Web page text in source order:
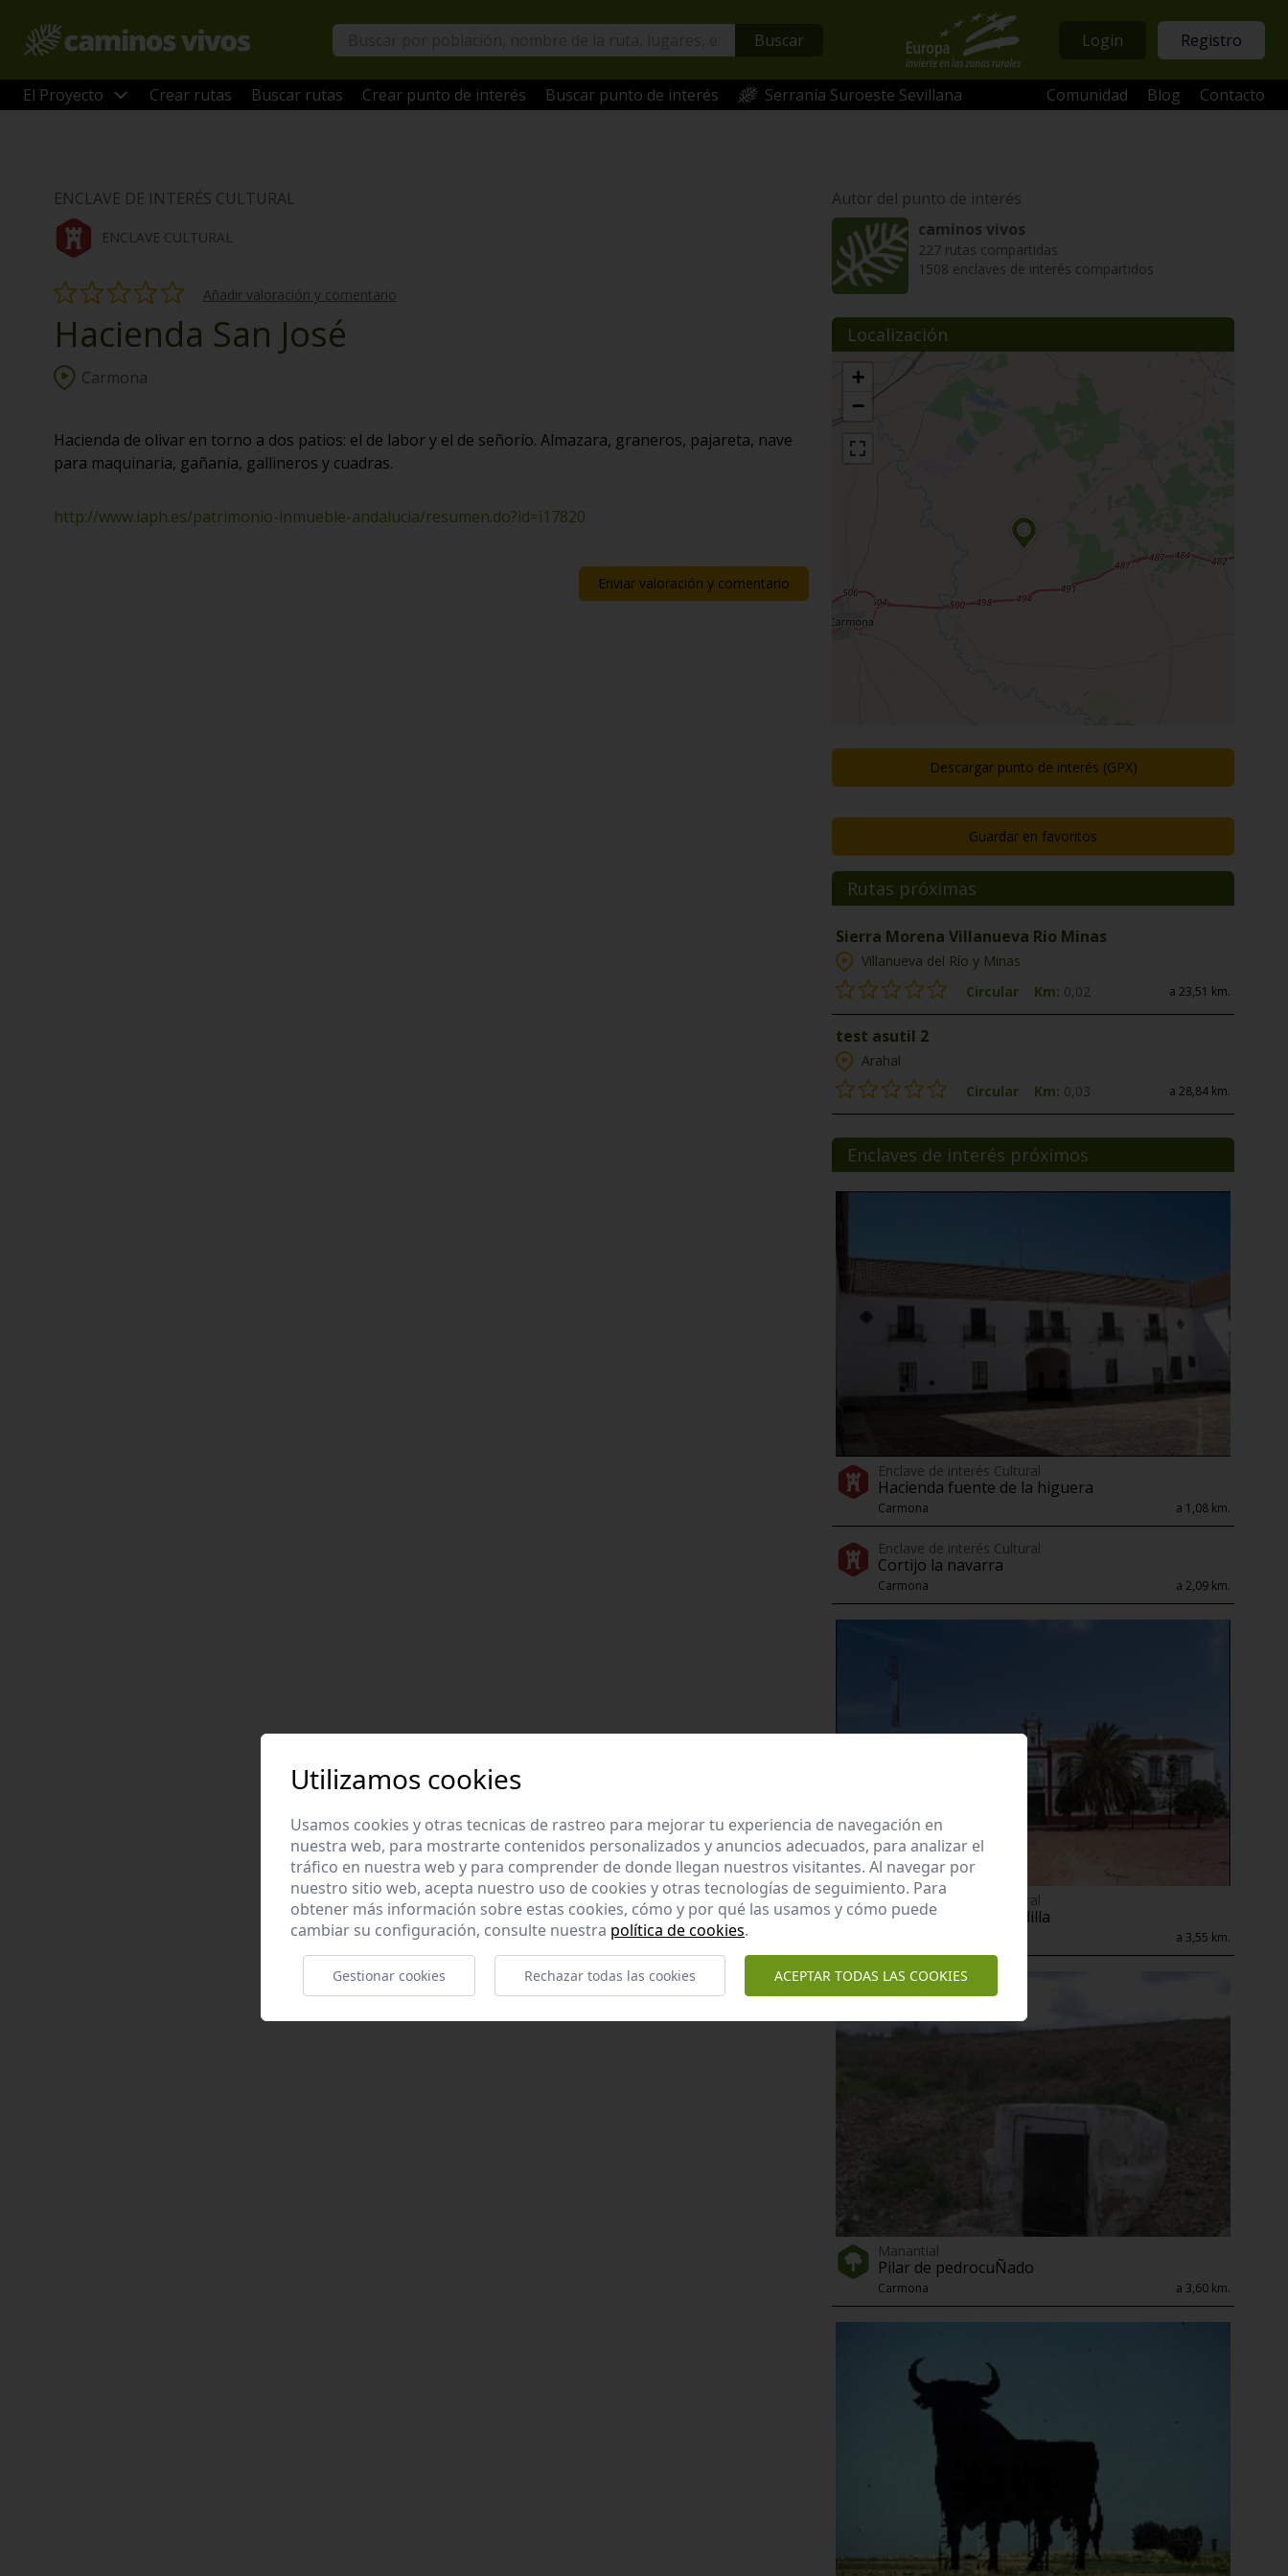
Buscar Login Registro
El Proyecto Crear rutas Buscar rutas Crear punto de interés Buscar punto de interés Serranía Suroeste Sevillana Comunidad Blog Contacto
ENCLAVE DE INTERÉS CULTURAL
ENCLAVE CULTURAL
Añadir valoración y comentario
Hacienda San José
Carmona
Hacienda de olivar en torno a dos patios: el de labor y el de señorío. Almazara, graneros, pajareta, nave
para maquinaria, gañanía, gallineros y cuadras.
http://www.iaph.es/patrimonio-inmueble-andalucia/resumen.do?id=i17820
Enviar valoración y comentario
Autor del punto de interés
caminos vivos
227 rutas compartidas
1508 enclaves de interés compartidos
Localización
+
−
Descargar punto de interés (GPX)
Guardar en favoritos
Rutas próximas
Sierra Morena Villanueva Rio Minas
Villanueva del Río y Minas
Circular
Km: 0,02 a 23,51 km.
test asutil 2
Arahal
Circular
Km: 0,03 a 28,84 km.
Enclaves de interés próximos
Enclave de interés Cultural
Hacienda fuente de la higuera
Carmona a 1,08 km.
Enclave de interés Cultural
Cortijo la navarra
Carmona a 2,09 km.
Enclave de interés Cultural
Hacienda guadalbardilla
a 3,55 km.
Manantial
Pilar de pedrocuÑado
Carmona a 3,60 km.
Utilizamos cookies
Usamos cookies y otras tecnicas de rastreo para mejorar tu experiencia de navegación en
nuestra web, para mostrarte contenidos personalizados y anuncios adecuados, para analizar el
tráfico en nuestra web y para comprender de donde llegan nuestros visitantes. Al navegar por
nuestro sitio web, acepta nuestro uso de cookies y otras tecnologías de seguimiento. Para
obtener más información sobre estas cookies, cómo y por qué las usamos y cómo puede
cambiar su configuración, consulte nuestra política de cookies.
Gestionar cookies Rechazar todas las cookies ACEPTAR TODAS LAS COOKIES